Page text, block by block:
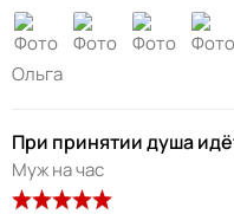
Ольга
При принятии душа
Муж на час